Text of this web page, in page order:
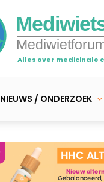
Alles over medicinale
NIEUWS / ONDERZOEK
CBD helpt bij